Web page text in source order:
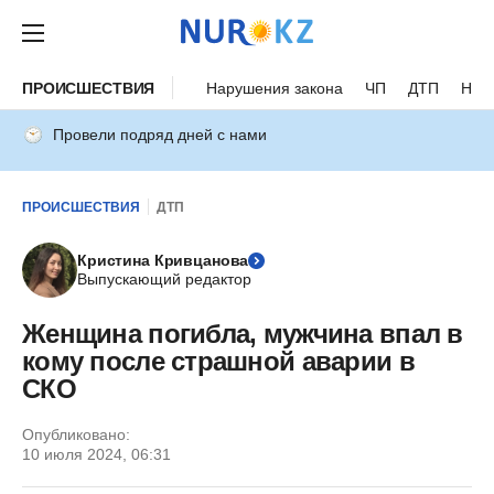
ПРОИСШЕСТВИЯ Нарушения закона ЧП ДТП
Провели подряд дней с нами
ПРОИСШЕСТВИЯ ДТП
Кристина Кривцанова
Выпускающий редактор
Женщина погибла, мужчина впал в
кому после страшной аварии в
СКО
Опубликовано:
10 июля 2024, 06:31